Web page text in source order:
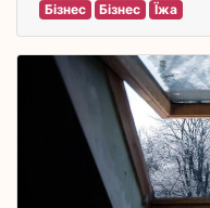
Бізнес Бізнес Їжа